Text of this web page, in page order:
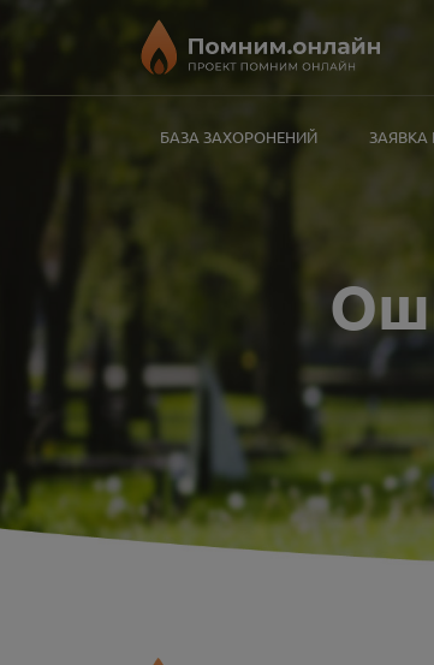
БАЗА ЗАХОРОНЕНИЙ